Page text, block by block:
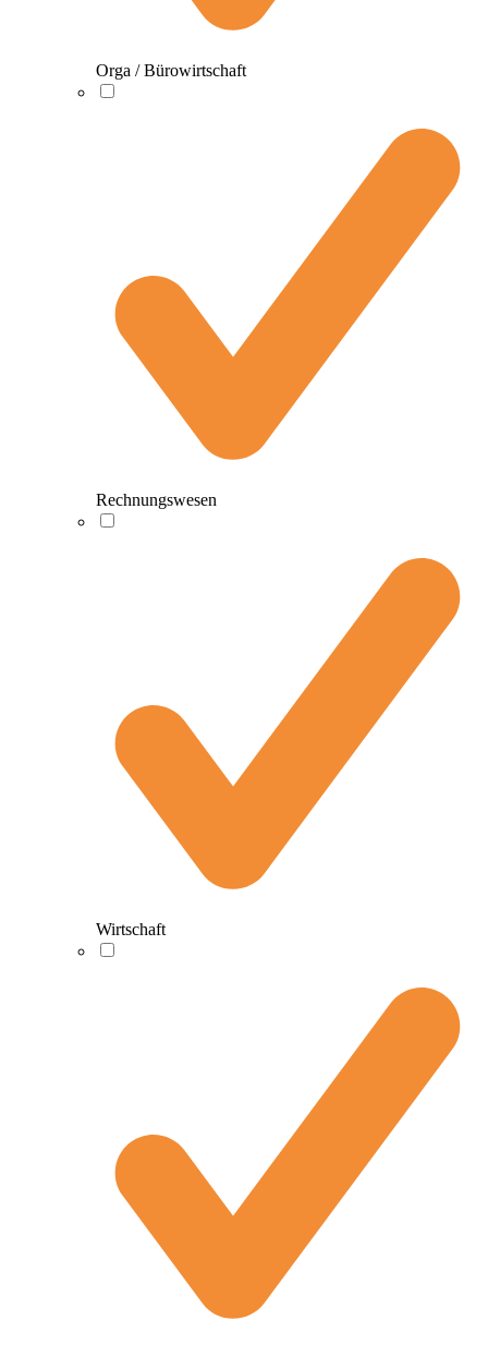
Orga / Bürowirtschaft
Rechnungswesen
Wirtschaft